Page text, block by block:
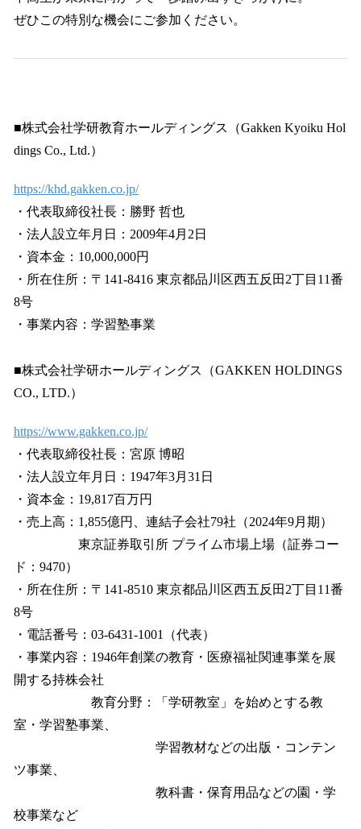
ぜひこの特別な機会にご参加ください。
■株式会社学研教育ホールディングス（Gakken Kyoiku Hol
dings Co., Ltd.）
https://khd.gakken.co.jp/
・代表取締役社長：勝野 哲也
・法人設立年月日：2009年4月2日
・資本金：10,000,000円
・所在住所：〒141-8416 東京都品川区西五反田2丁目11番
8号
・事業内容：学習塾事業
■株式会社学研ホールディングス（GAKKEN HOLDINGS
CO., LTD.）
https://www.gakken.co.jp/
・代表取締役社長：宮原 博昭
・法人設立年月日：1947年3月31日
・資本金：19,817百万円
・売上高：1,855億円、連結子会社79社（2024年9月期）
東京証券取引所 プライム市場上場（証券コー
ド：9470）
・所在住所：〒141-8510 東京都品川区西五反田2丁目11番
8号
・電話番号：03-6431-1001（代表）
・事業内容：1946年創業の教育・医療福祉関連事業を展
開する持株会社
教育分野：「学研教室」を始めとする教
室・学習塾事業、
学習教材などの出版・コンテン
ツ事業、
教科書・保育用品などの園・学
校事業など